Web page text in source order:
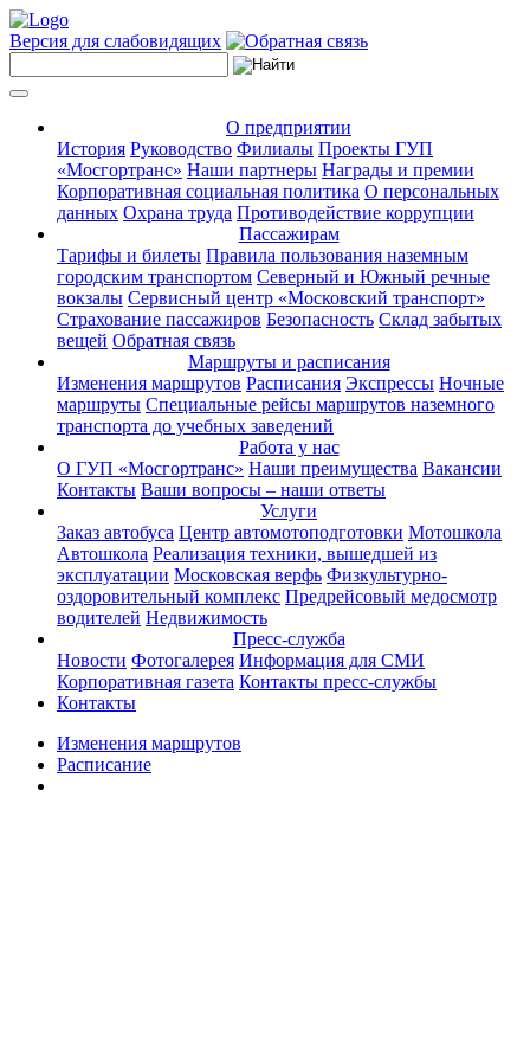
Версия для слабовидящих
О предприятии
История Руководство Филиалы Проекты ГУП
«Мосгортранс» Наши партнеры Награды и премии
Корпоративная социальная политика О персональных
данных Охрана труда Противодействие коррупции
Пассажирам
Тарифы и билеты Правила пользования наземным
городским транспортом Северный и Южный речные
вокзалы Сервисный центр «Московский транспорт»
Страхование пассажиров Безопасность Склад забытых
вещей Обратная связь
Маршруты и расписания
Изменения маршрутов Расписания Экспрессы Ночные
маршруты Специальные рейсы маршрутов наземного
транспорта до учебных заведений
Работа у нас
О ГУП «Мосгортранс» Наши преимущества Вакансии
Контакты Ваши вопросы – наши ответы
Услуги
Заказ автобуса Центр автомотоподготовки Мотошкола
Автошкола Реализация техники, вышедшей из
эксплуатации Московская верфь Физкультурно-
оздоровительный комплекс Предрейсовый медосмотр
водителей Недвижимость
Пресс-служба
Новости Фотогалерея Информация для СМИ
Корпоративная газета Контакты пресс-службы
Контакты
Изменения маршрутов
Расписание